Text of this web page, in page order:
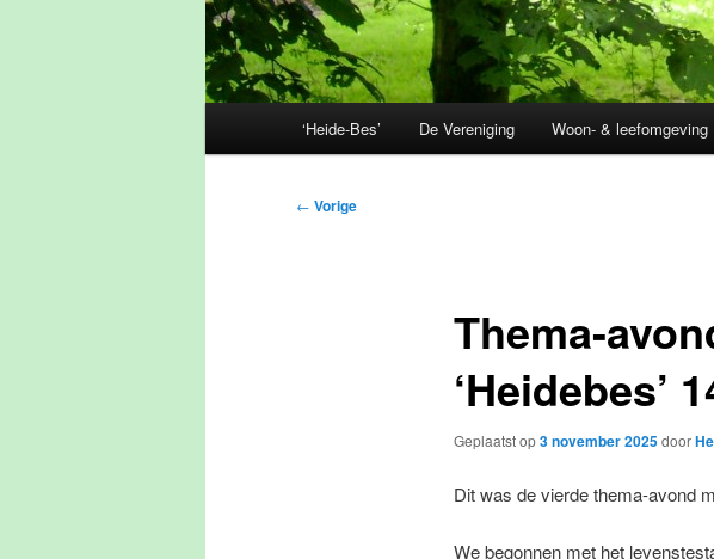
‘Heide-Bes’ De Vereniging Woon- & leefomgeving
Bericht
← Vorige
Thema-
‘Heidebes’
Geplaatst op3 november 2025door
Dit was de vierde thema-avond
We begonnen met het